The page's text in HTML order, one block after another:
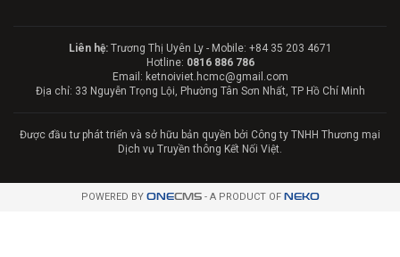
Liên hệ:Trương Thị Uyên Ly - Mobile: +84 35 203 4671
Hotline: 0816 886 786
Email: ketnoiviet.hcmc@gmail.com
Địa chỉ: 33 Nguyễn Trọng Lội, Phường Tân Sơn Nhất, TP Hồ Chí Minh
Được đầu tư phát triển và sở hữu bản quyền bởi Công ty TNHH Thương mại
Dịch vụ Truyền thông Kết Nối Việt.
POWERED BY ONECMS- A PRODUCT OF NEKO